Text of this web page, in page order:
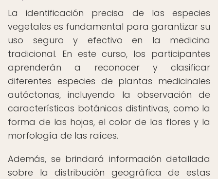
La identificación precisa de las especies
vegetales es fundamental para garantizar su
uso seguro y efectivo en la medicina
tradicional. En este curso, los participantes
aprenderán a reconocer y clasificar
diferentes especies de plantas medicinales
autóctonas, incluyendo la observación de
características botánicas distintivas, como la
forma de las hojas, el color de las flores y la
morfología de las raíces.
Además, se brindará información detallada
sobre la distribución geográfica de estas